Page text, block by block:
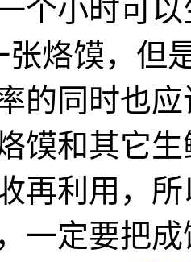
个小时可
张烙馍，但
的同时也
馍和其它
再利用，
一定要把